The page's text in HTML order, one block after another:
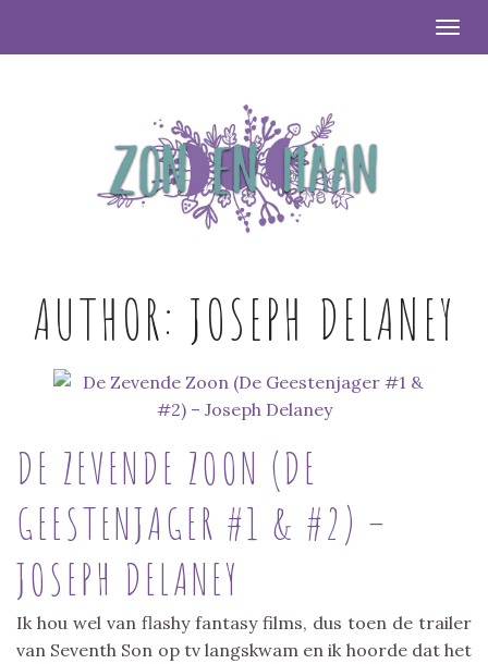
AUTHOR: JOSEPH DELANEY
DE ZEVENDE ZOON (DE
GEESTENJAGER #1 & #2) –
JOSEPH DELANEY
Ik hou wel van flashy fantasy films, dus toen de trailer
van Seventh Son op tv langskwam en ik hoorde dat het